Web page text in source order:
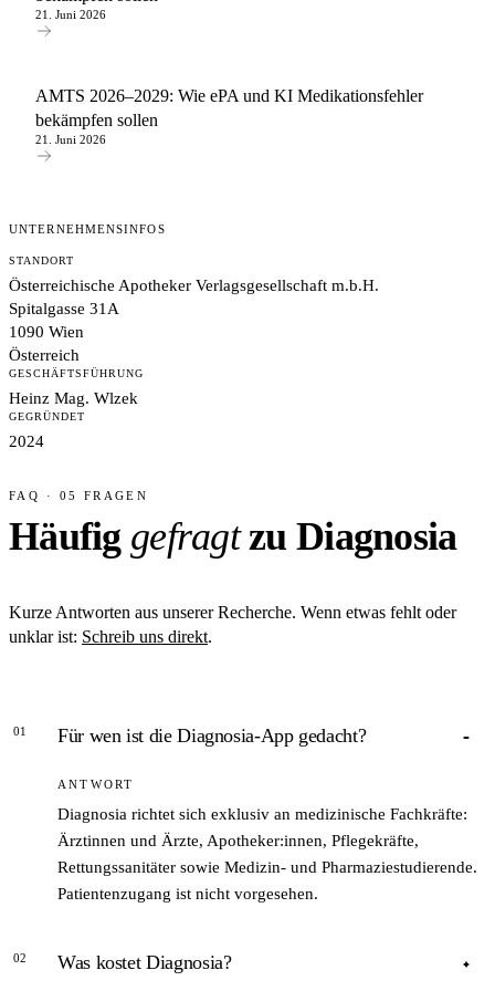
21. Juni 2026
AMTS 2026–2029: Wie ePA und KI Medikationsfehler
bekämpfen sollen
21. Juni 2026
UNTERNEHMENSINFOS
STANDORT
Österreichische Apotheker Verlagsgesellschaft m.b.H.
Spitalgasse 31A
1090 Wien
Österreich
GESCHÄFTSFÜHRUNG
Heinz Mag. Wlzek
GEGRÜNDET
2024
FAQ · 05 FRAGEN
Häufig gefragtzu Diagnosia
Kurze Antworten aus unserer Recherche. Wenn etwas fehlt oder
unklar ist: Schreib uns direkt.
01 Für wen ist die Diagnosia-App gedacht?
ANTWORT
Diagnosia richtet sich exklusiv an medizinische Fachkräfte:
Ärztinnen und Ärzte, Apotheker:innen, Pflegekräfte,
Rettungssanitäter sowie Medizin- und Pharmaziestudierende.
Patientenzugang ist nicht vorgesehen.
02 Was kostet Diagnosia?